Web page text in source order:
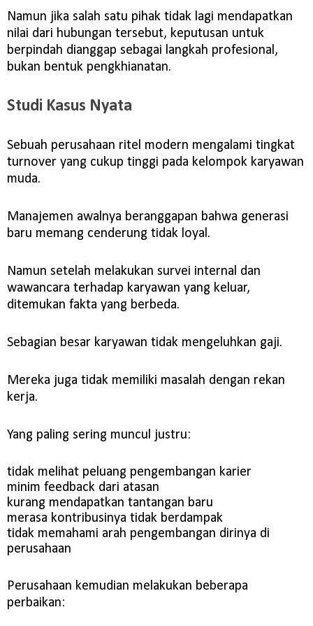
Namun jika salah satu pihak tidak lagi mendapatkan
nilai dari hubungan tersebut, keputusan untuk
berpindah dianggap sebagai langkah profesional,
bukan bentuk pengkhianatan.
Studi Kasus Nyata
Sebuah perusahaan ritel modern mengalami tingkat
turnover yang cukup tinggi pada kelompok karyawan
muda.
Manajemen awalnya beranggapan bahwa generasi
baru memang cenderung tidak loyal.
Namun setelah melakukan survei internal dan
wawancara terhadap karyawan yang keluar,
ditemukan fakta yang berbeda.
Sebagian besar karyawan tidak mengeluhkan gaji.
Mereka juga tidak memiliki masalah dengan rekan
kerja.
Yang paling sering muncul justru:
tidak melihat peluang pengembangan karier
minim feedback dari atasan
kurang mendapatkan tantangan baru
merasa kontribusinya tidak berdampak
tidak memahami arah pengembangan dirinya di
perusahaan
Perusahaan kemudian melakukan beberapa
perbaikan: